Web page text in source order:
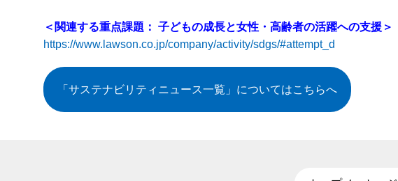
＜関連する重点課題： 子どもの成長と女性・高齢者の活躍への支援＞
https://www.lawson.co.jp/company/activity/sdgs/#attempt_d
「サステナビリティニュース一覧」 についてはこちらへ